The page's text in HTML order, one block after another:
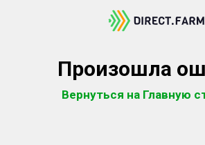
Произошла
Вернуться на Главную